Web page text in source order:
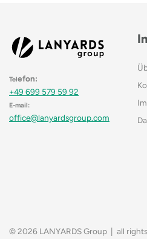
Telefon:
+49 699 579 59 92
E-mail:
office@lanyardsgroup.com
© 2026 LANYARDS Group | all